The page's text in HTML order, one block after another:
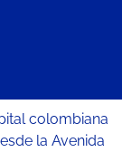
colombiana
la Avenida